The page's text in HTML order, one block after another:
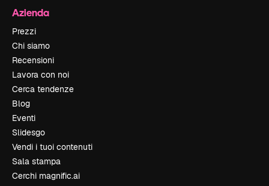
Azienda
Prezzi
Chi siamo
Recensioni
Lavora con noi
Cerca tendenze
Blog
Eventi
Slidesgo
Vendi i tuoi contenuti
Sala stampa
Cerchi magnific.ai